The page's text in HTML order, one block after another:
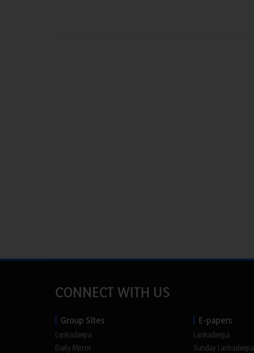
CONNECT WITH US
Group Sites
Lankadeepa
Daily Mirror
E-papers
Lankadeepa
Sunday Lankadeepa